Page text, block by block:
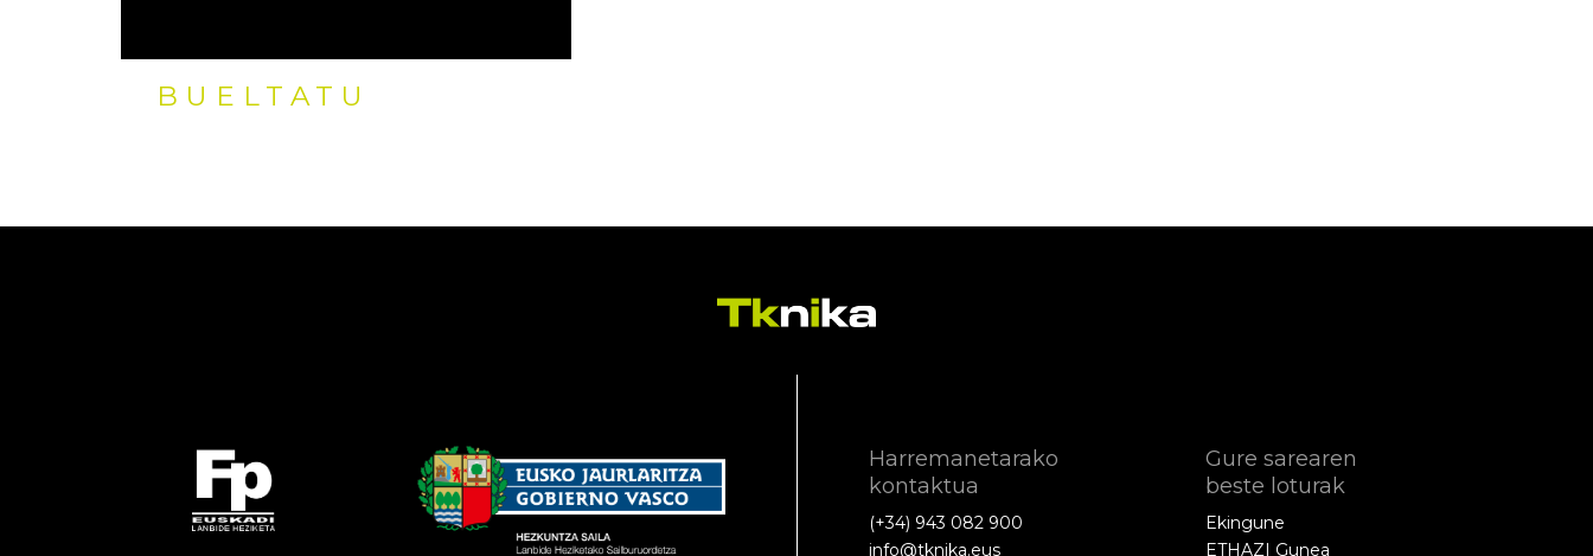
BUELTATU
Harremanetarako
kontaktua
(+34) 943 082 900
info@tknika.eus
Gure sarearen
beste loturak
Ekingune
ETHAZI Gunea